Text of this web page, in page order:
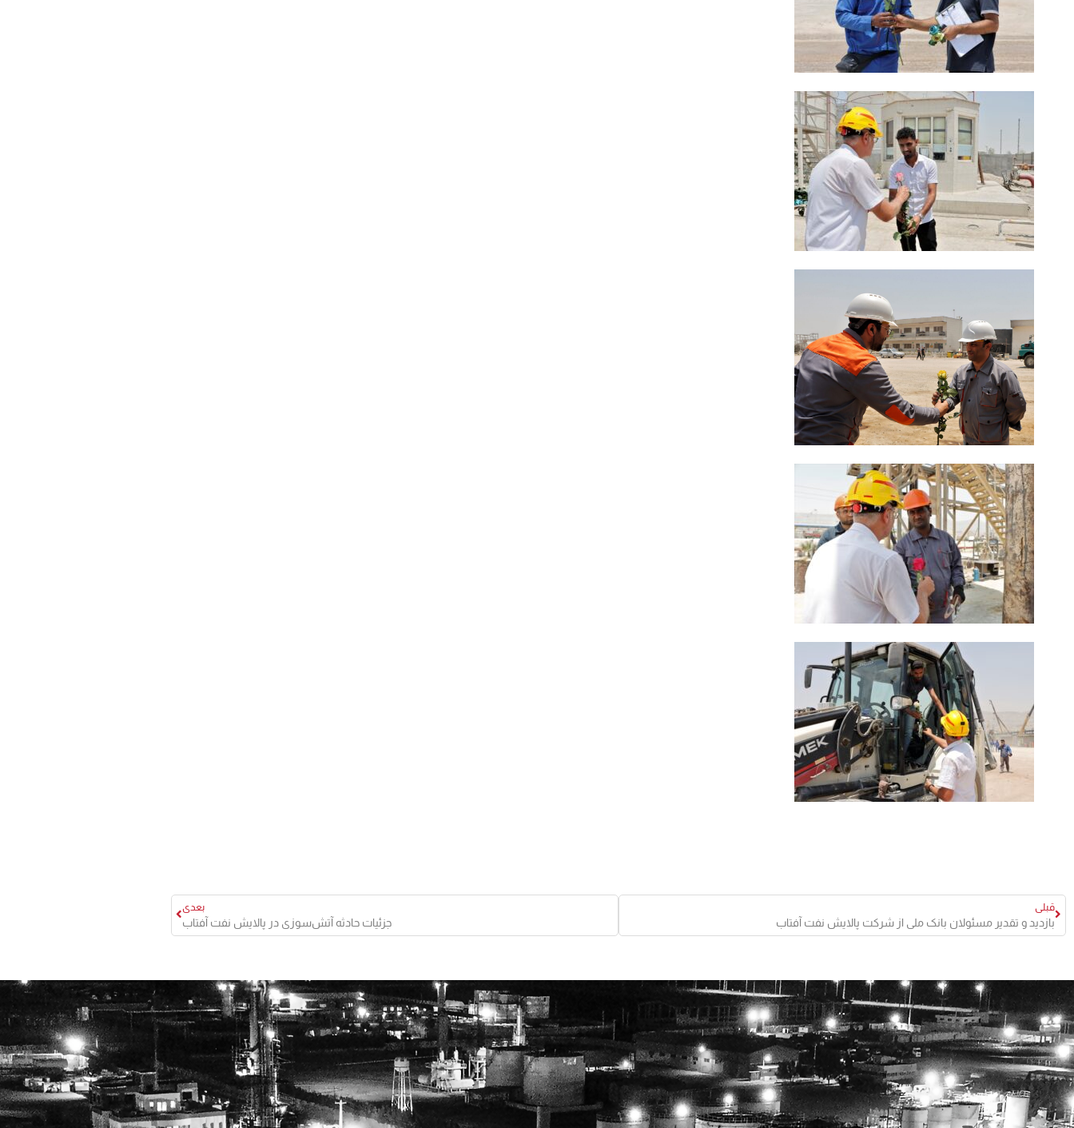
قبلی
بازدید و تقدیر مسئولان بانک ملی از شرکت پالایش نفت آفتاب
بعدی
جزئیات حادثه آتش‌سوزی در پالایش نفت آفتاب